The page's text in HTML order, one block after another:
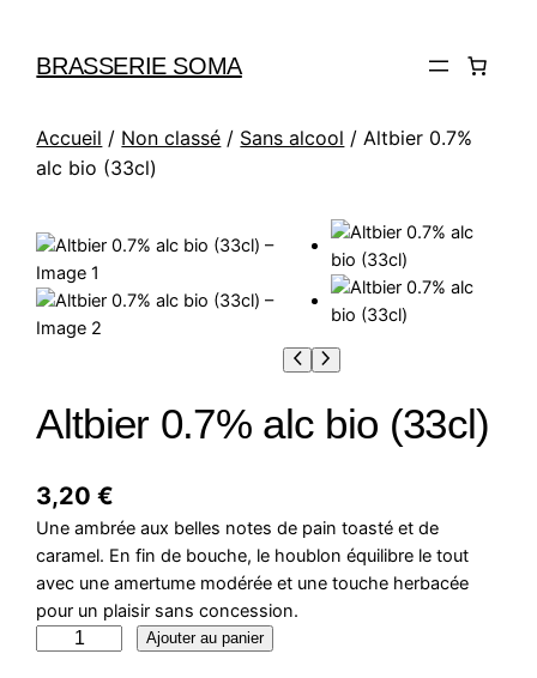
BRASSERIE SOMA
Accueil / Non classé / Sans alcool / Altbier 0.7%
alc bio (33cl)
Altbier 0.7% alc bio (33cl)
3,20€
Une ambrée aux belles notes de pain toasté et de
caramel. En fin de bouche, le houblon équilibre le tout
avec une amertume modérée et une touche herbacée
pour un plaisir sans concession.
Ajouter au panier